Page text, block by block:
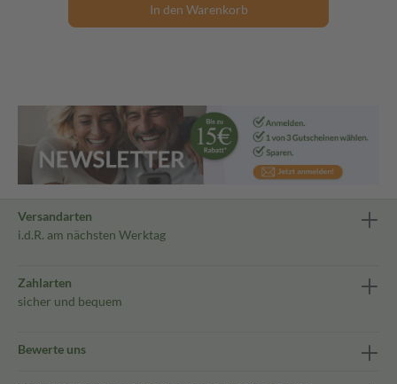
In den Warenkorb
Versandarten
i.d.R. am nächsten Werktag
Zahlarten
sicher und bequem
Bewerte uns